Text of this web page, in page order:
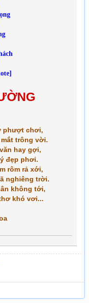
phượt chơi,
trông vời.
hay gợi,
đẹp phơi.
rôm rả xới,
nghiêng trời.
không tới,
khó vơi...